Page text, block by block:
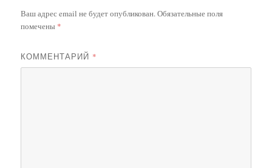
Ваш адрес email не будет опубликован.Обязательные поля
помечены *
КОММЕНТАРИЙ *